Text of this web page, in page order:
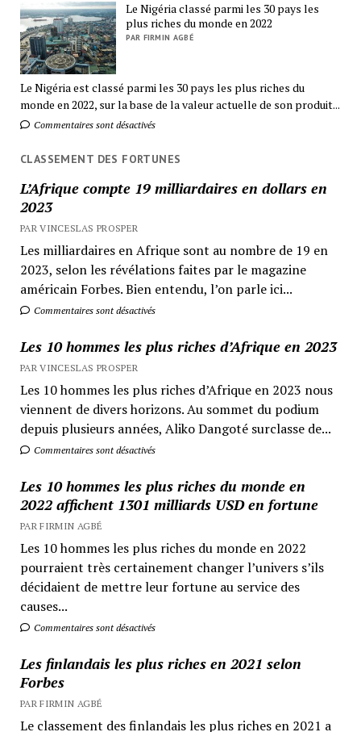
Le Nigéria classé parmi les 30 pays les
plus riches du monde en 2022
PAR FIRMIN AGBÉ
Le Nigéria est classé parmi les 30 pays les plus riches du
monde en 2022, sur la base de la valeur actuelle de son produit...
Commentaires sont désactivés
CLASSEMENT DES FORTUNES
L’Afrique compte 19 milliardaires en dollars en
2023
PAR VINCESLAS PROSPER
Les milliardaires en Afrique sont au nombre de 19 en
2023, selon les révélations faites par le magazine
américain Forbes. Bien entendu, l’on parle ici...
Commentaires sont désactivés
Les 10 hommes les plus riches d’Afrique en 2023
PAR VINCESLAS PROSPER
Les 10 hommes les plus riches d’Afrique en 2023 nous
viennent de divers horizons. Au sommet du podium
depuis plusieurs années, Aliko Dangoté surclasse de...
Commentaires sont désactivés
Les 10 hommes les plus riches du monde en
2022 affichent 1301 milliards USD en fortune
PAR FIRMIN AGBÉ
Les 10 hommes les plus riches du monde en 2022
pourraient très certainement changer l’univers s’ils
décidaient de mettre leur fortune au service des
causes...
Commentaires sont désactivés
Les finlandais les plus riches en 2021 selon
Forbes
PAR FIRMIN AGBÉ
Le classement des finlandais les plus riches en 2021 a